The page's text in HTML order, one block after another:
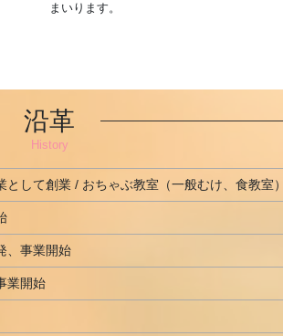
まいります。
沿革
History
として創業 / おちゃぶ教室（一般むけ、食教室
、事業開始
業開始